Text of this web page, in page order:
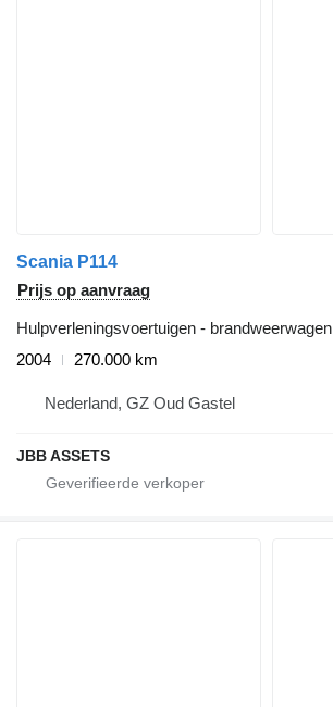
Scania P114
Prijs op aanvraag
Hulpverleningsvoertuigen - brandweerwagen
2004
270.000 km
Nederland, GZ Oud Gastel
JBB ASSETS